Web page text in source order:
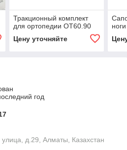
Тракционный комплект
для ортопедии OT60.90
Цену уточняйте
год
д.29, Алматы, Казахстан